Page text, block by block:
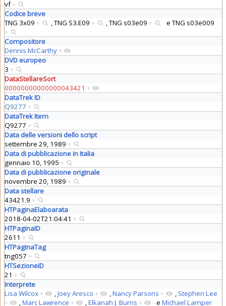
vf+
Codice breve
TNG 3x09 + ,TNG S3.E09 + ,TNG s03e09 + eTNG s03e009
+
Compositore
Dennis McCarthy+
DVD europeo
3 +
DataStellareSort
00000000000000043421 +
DataTrek ID
Q9277 +
DataTrek Item
Q9277 +
Data delle versioni dello script
settembre 29, 1989 +
Data di pubblicazione in Italia
gennaio 10, 1995 +
Data di pubblicazione originale
novembre 20, 1989 +
Data stellare
43421.9 +
HTPaginaElaboarata
2018-04-02T21:04:41 +
HTPaginaID
2611 +
HTPaginaTag
tng057 +
HTSezioneID
21 +
Interprete
Lisa Wilcox+ ,Joey Aresco + ,Nancy Parsons + , Stephen Lee
+
,Marc Lawrence + ,Elkanah J. Burns + e Michael Lamper